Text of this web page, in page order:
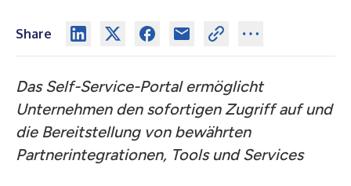
Share
Das Self-Service-Portal ermöglicht
Unternehmen den sofortigen Zugriff auf und
die Bereitstellung von bewährten
Partnerintegrationen, Tools und Services